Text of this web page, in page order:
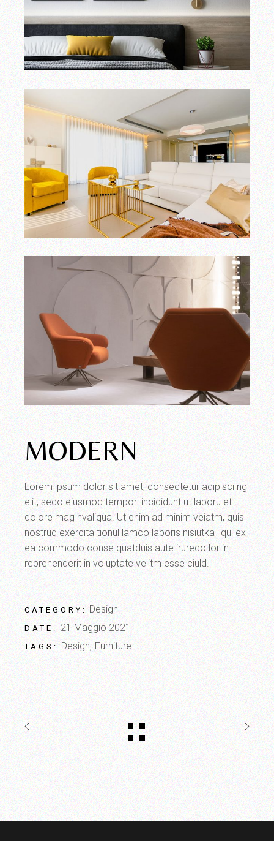
MODERN
Lorem ipsum dolor sit amet, consectetur adipisci ng
elit, sedo eiusmod tempor. incididunt ut laboru et
dolore mag nvaliqua. Ut enim ad minim veiatm, quis
nostrud exercita tionul lamco laboris nisiutka liqui ex
ea commodo conse quatduis aute iruredo lor in
reprehenderit in voluptate velitm esse ciuld.
CATEGORY: Design
DATE: 21 Maggio 2021
TAGS: Design Furniture